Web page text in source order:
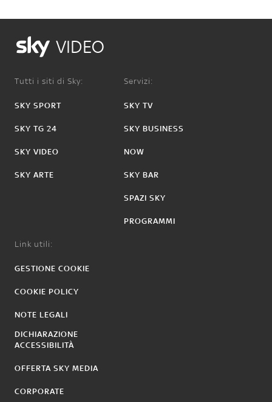
VIDEO
Tutti i siti di Sky:
SKY SPORT
SKY TG 24
SKY VIDEO
SKY ARTE
Servizi:
SKY TV
SKY BUSINESS
NOW
SKY BAR
SPAZI SKY
PROGRAMMI
Link utili:
GESTIONE COOKIE
COOKIE POLICY
NOTE LEGALI
DICHIARAZIONE
ACCESSIBILITÀ
OFFERTA SKY MEDIA
CORPORATE